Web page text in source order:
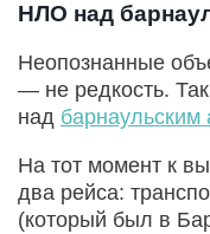
НЛО над
Неопознанные
— не редкость.
над барнаульским
На тот момент к
два рейса:
(который был в